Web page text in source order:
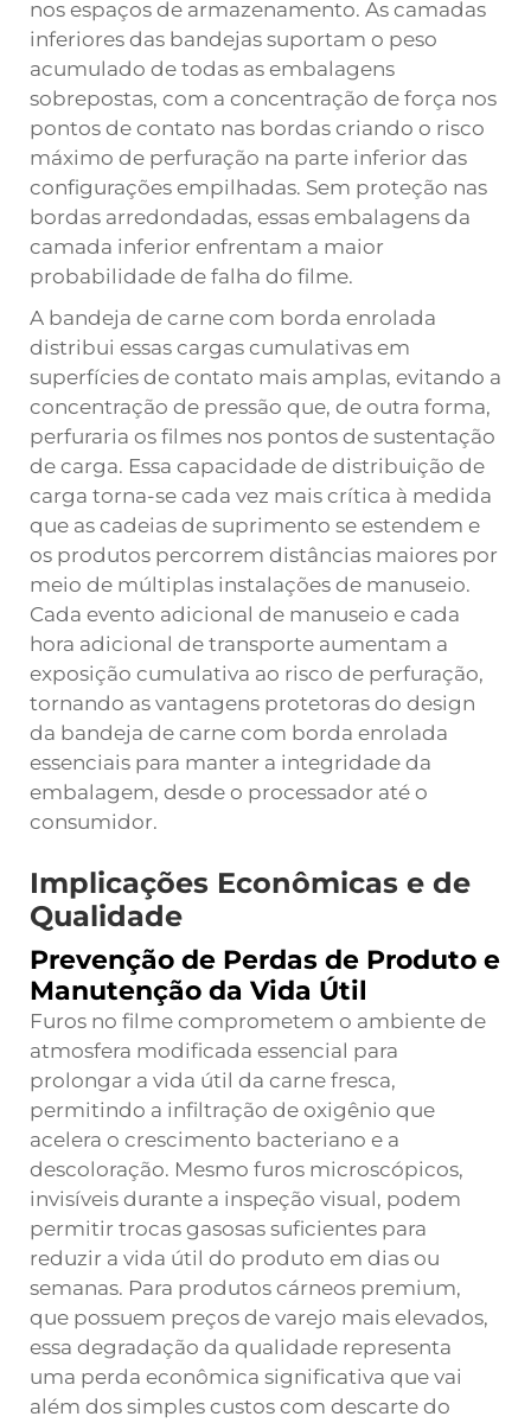
nos espaços de armazenamento. As camadas
inferiores das bandejas suportam o peso
acumulado de todas as embalagens
sobrepostas, com a concentração de força nos
pontos de contato nas bordas criando o risco
máximo de perfuração na parte inferior das
configurações empilhadas. Sem proteção nas
bordas arredondadas, essas embalagens da
camada inferior enfrentam a maior
probabilidade de falha do filme.
A bandeja de carne com borda enrolada
distribui essas cargas cumulativas em
superfícies de contato mais amplas, evitando a
concentração de pressão que, de outra forma,
perfuraria os filmes nos pontos de sustentação
de carga. Essa capacidade de distribuição de
carga torna-se cada vez mais crítica à medida
que as cadeias de suprimento se estendem e
os produtos percorrem distâncias maiores por
meio de múltiplas instalações de manuseio.
Cada evento adicional de manuseio e cada
hora adicional de transporte aumentam a
exposição cumulativa ao risco de perfuração,
tornando as vantagens protetoras do design
da bandeja de carne com borda enrolada
essenciais para manter a integridade da
embalagem, desde o processador até o
consumidor.
Implicações Econômicas e de
Qualidade
Prevenção de Perdas de Produto e
Manutenção da Vida Útil
Furos no filme comprometem o ambiente de
atmosfera modificada essencial para
prolongar a vida útil da carne fresca,
permitindo a infiltração de oxigênio que
acelera o crescimento bacteriano e a
descoloração. Mesmo furos microscópicos,
invisíveis durante a inspeção visual, podem
permitir trocas gasosas suficientes para
reduzir a vida útil do produto em dias ou
semanas. Para produtos cárneos premium,
que possuem preços de varejo mais elevados,
essa degradação da qualidade representa
uma perda econômica significativa que vai
além dos simples custos com descarte do